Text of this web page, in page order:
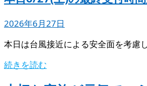
2026年6月27日
本日は台風接近による安全面を考慮
続きを読む